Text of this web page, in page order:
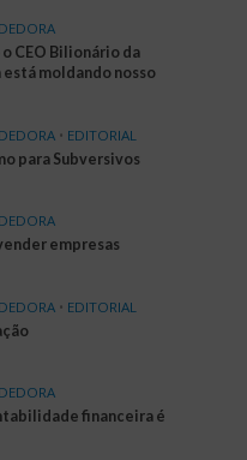
o CEO Bilionário da
está moldando nosso
• EDITORIAL
para Subversivos
empresas
• EDITORIAL
financeira é